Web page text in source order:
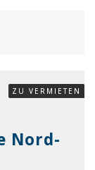
ZU VERMIETEN
Nord-